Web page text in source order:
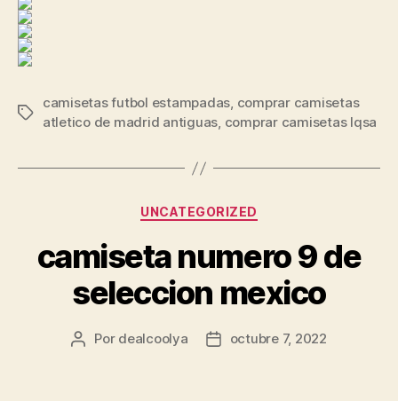
Etiquetas
camisetas futbol estampadas, comprar camisetas
atletico de madrid antiguas, comprar camisetas lqsa
Categorías
UNCATEGORIZED
camiseta numero 9 de
seleccion mexico
Autor
Por dealcoolya
Fechaoctubre 7, 2022